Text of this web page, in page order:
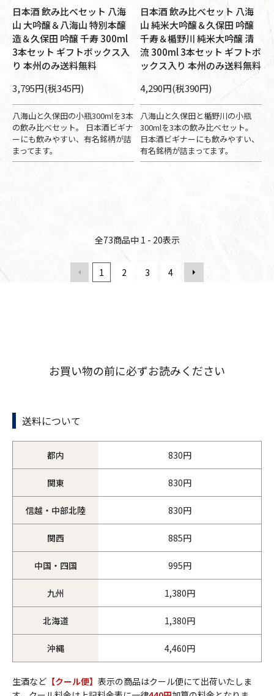
日本酒 飲み比べセット 八海
山 大吟醸＆八海山 特別本醸
造＆久保田 吟醸 千寿 300ml
3本セット ギフトボックス入
り 本州のみ送料無料
3,795円(税345円)
八海山と久保田の小瓶300mlを3本
の飲み比べセット。 日本酒ビギナ
ーにも飲みやすい、有名銘柄が詰
まってます。
日本酒 飲み比べセット 八海
山 純米大吟醸＆久保田 吟醸
千寿＆楯野川 純米大吟醸 清
流 300ml 3本セット ギフトボ
ックス入り 本州のみ送料無料
4,290円(税390円)
八海山と久保田と楯野川の小瓶
300mlを3本の飲み比べセット。
日本酒ビギナーにも飲みやすい、
有名銘柄が詰まってます。
全73商品中 1 - 20表示
1 2 3 4
お買い物の前に必ずお読みください
送料について
都内 830円
関東 830円
信越・中部北陸 830円
関西 885円
中国・四国 995円
九州 1,380円
北海道 1,380円
沖縄 4,460円
生酒など 【クール便】 表示の商品はクール便にて出荷いたしま